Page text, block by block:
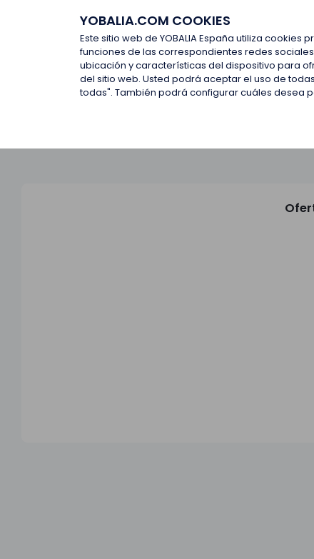
YOBALIA.COM COOKIES
Este sitio web de YOBALIA España utiliza
funciones de las correspondientes redes
ubicación y características del dispositivo para
del sitio web. Usted podrá aceptar el uso de
todas". También podrá configurar cuáles desea
Últimas ofertas
Últimas ofertas